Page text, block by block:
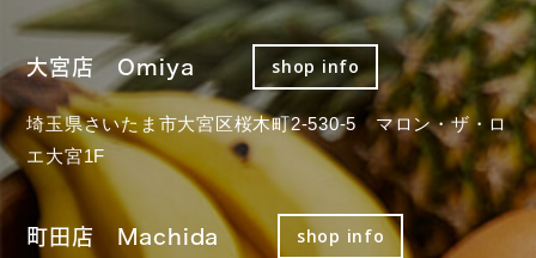
大宮店 Omiya shop info
埼玉県さいたま市大宮区桜木町2-530-5 マロン・ザ・ロ
エ大宮1F
町田店 Machida shop info